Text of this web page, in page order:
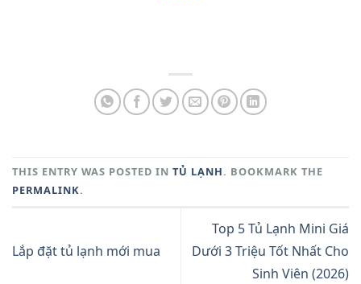
THIS ENTRY WAS POSTED IN TỦ LẠNH. BOOKMARK THE
PERMALINK.
Lắp đặt tủ lạnh mới mua
Top 5 Tủ Lạnh Mini Giá
Dưới 3 Triệu Tốt Nhất Cho
Sinh Viên (2026)